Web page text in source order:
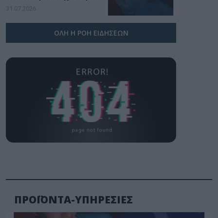
υπογραφή της Xiaomi
31.07.2026
ΟΛΗ Η ΡΟΗ ΕΙΔΗΣΕΩΝ
ΠΡΟΪΟΝΤΑ-ΥΠΗΡΕΣΙΕΣ